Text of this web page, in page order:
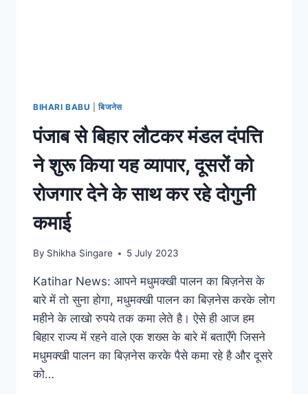
BIHARI BABU |बिजनेस
पंजाब से बिहार लौटकर मंडल दंपत्ति
ने शुरू किया यह व्यापार, दूसरों को
रोजगार देने के साथ कर रहे दोगुनी
कमाई
By Shikha Singare 5 July 2023
Katihar News: आपने मधुमक्खी पालन का बिज़नेस के
बारे में तो सुना होगा, मधुमक्खी पालन का बिज़नेस करके लोग
महीने के लाखो रुपये तक कमा लेते है। ऐसे ही आज हम
बिहार राज्य में रहने वाले एक शख्स के बारे में बताएँगे जिसने
मधुमक्खी पालन का बिज़नेस करके पैसे कमा रहे है और दूसरे
को…